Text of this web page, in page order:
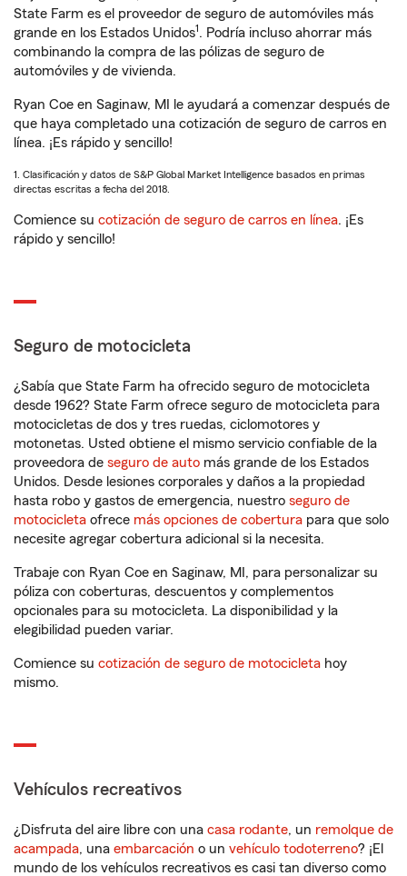
State Farm es el proveedor de seguro de automóviles más
grande en los Estados Unidos1. Podría incluso ahorrar más
combinando la compra de las pólizas de seguro de
automóviles y de vivienda.
Ryan Coe en Saginaw, MI le ayudará a comenzar después de
que haya completado una cotización de seguro de carros en
línea. ¡Es rápido y sencillo!
1. Clasificación y datos de S&P Global Market Intelligence basados en primas
directas escritas a fecha del 2018.
Comience su cotización de seguro de carros en línea. ¡Es
rápido y sencillo!
Seguro de motocicleta
¿Sabía que State Farm ha ofrecido seguro de motocicleta
desde 1962? State Farm ofrece seguro de motocicleta para
motocicletas de dos y tres ruedas, ciclomotores y
motonetas. Usted obtiene el mismo servicio confiable de la
proveedora de seguro de auto más grande de los Estados
Unidos. Desde lesiones corporales y daños a la propiedad
hasta robo y gastos de emergencia, nuestro seguro de
motocicleta ofrece más opciones de cobertura para que solo
necesite agregar cobertura adicional si la necesita.
Trabaje con Ryan Coe en Saginaw, MI, para personalizar su
póliza con coberturas, descuentos y complementos
opcionales para su motocicleta. La disponibilidad y la
elegibilidad pueden variar.
Comience su cotización de seguro de motocicleta hoy
mismo.
Vehículos recreativos
¿Disfruta del aire libre con una casa rodante, un remolque de
acampada, una embarcación o un vehículo todoterreno? ¡El
mundo de los vehículos recreativos es casi tan diverso como